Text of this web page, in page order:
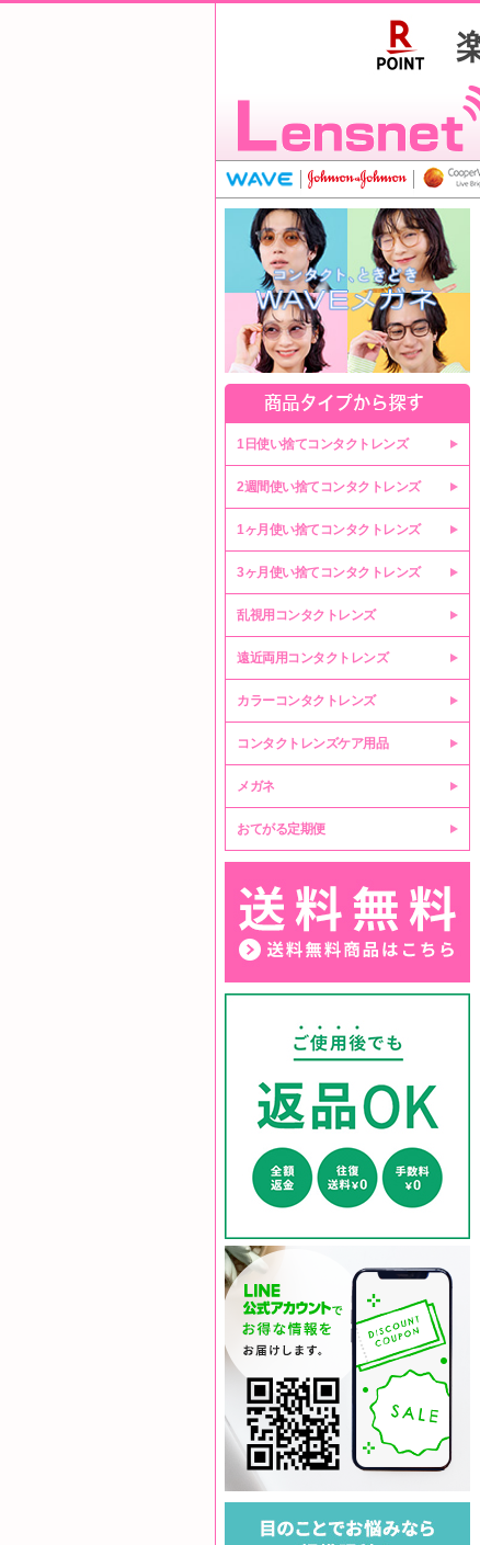
1日使い捨てコンタクトレンズ
2週間使い捨てコンタクトレンズ
1ヶ月使い捨てコンタクトレンズ
3ヶ月使い捨てコンタクトレンズ
乱視用コンタクトレンズ
遠近両用コンタクトレンズ
カラーコンタクトレンズ
コンタクトレンズケア用品
メガネ
おてがる定期便